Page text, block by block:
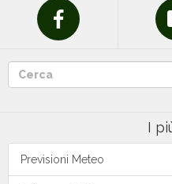
I
Previsioni Meteo